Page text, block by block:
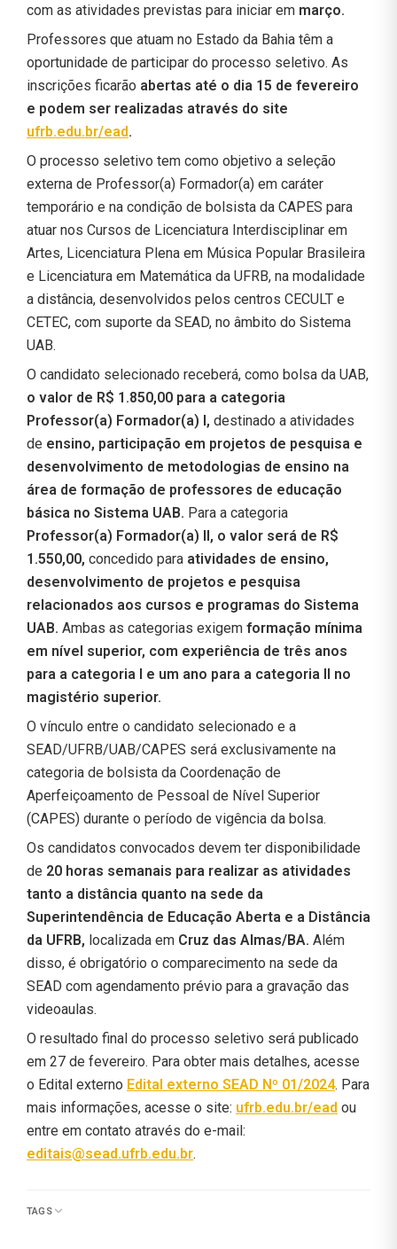
com as atividades previstas para iniciar em março.
Professores que atuam no Estado da Bahia têm a
oportunidade de participar do processo seletivo. As
inscrições ficarão abertas até o dia 15 de fevereiro
e podem ser realizadas através do site
ufrb.edu.br/ead.
O processo seletivo tem como objetivo a seleção
externa de Professor(a) Formador(a) em caráter
temporário e na condição de bolsista da CAPES para
atuar nos Cursos de Licenciatura Interdisciplinar em
Artes, Licenciatura Plena em Música Popular Brasileira
e Licenciatura em Matemática da UFRB, na modalidade
a distância, desenvolvidos pelos centros CECULT e
CETEC, com suporte da SEAD, no âmbito do Sistema
UAB.
O candidato selecionado receberá, como bolsa da UAB,
o valor de R$ 1.850,00 para a categoria
Professor(a) Formador(a) I, destinado a atividades
de ensino, participação em projetos de pesquisa e
desenvolvimento de metodologias de ensino na
área de formação de professores de educação
básica no Sistema UAB. Para a categoria
Professor(a) Formador(a) II, o valor será de R$
1.550,00, concedido para atividades de ensino,
desenvolvimento de projetos e pesquisa
relacionados aos cursos e programas do Sistema
UAB. Ambas as categorias exigem formação mínima
em nível superior, com experiência de três anos
para a categoria I e um ano para a categoria II no
magistério superior.
O vínculo entre o candidato selecionado e a
SEAD/UFRB/UAB/CAPES será exclusivamente na
categoria de bolsista da Coordenação de
Aperfeiçoamento de Pessoal de Nível Superior
(CAPES) durante o período de vigência da bolsa.
Os candidatos convocados devem ter disponibilidade
de 20 horas semanais para realizar as atividades
tanto a distância quanto na sede da
Superintendência de Educação Aberta e a Distância
da UFRB, localizada em Cruz das Almas/BA. Além
disso, é obrigatório o comparecimento na sede da
SEAD com agendamento prévio para a gravação das
videoaulas.
O resultado final do processo seletivo será publicado
em 27 de fevereiro. Para obter mais detalhes, acesse
o Edital externo Edital externo SEAD Nº 01/2024. Para
mais informações, acesse o site: ufrb.edu.br/ead ou
entre em contato através do e-mail:
editais@sead.ufrb.edu.br.
TAGS